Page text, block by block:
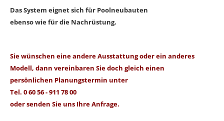
Das System eignet sich für Poolneubauten
ebenso wie für die Nachrüstung.
Sie wünschen eine andere Ausstattung oder ein anderes
Modell, dann vereinbaren Sie doch gleich einen
persönlichen Planungstermin unter
Tel. 0 60 56 - 911 78 00
oder senden Sie uns Ihre Anfrage.